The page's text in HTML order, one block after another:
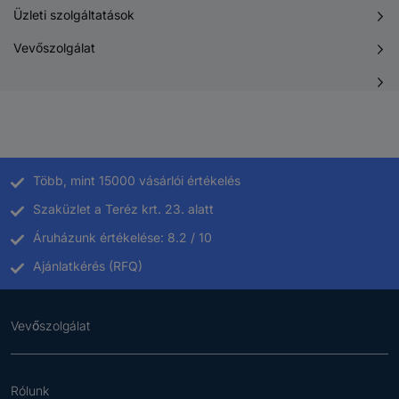
Üzleti szolgáltatások
Vevőszolgálat
Több, mint 15000 vásárlói értékelés
Szaküzlet a Teréz krt. 23. alatt
Áruházunk értékelése: 8.2 / 10
Ajánlatkérés (RFQ)
Vevőszolgálat
Rólunk